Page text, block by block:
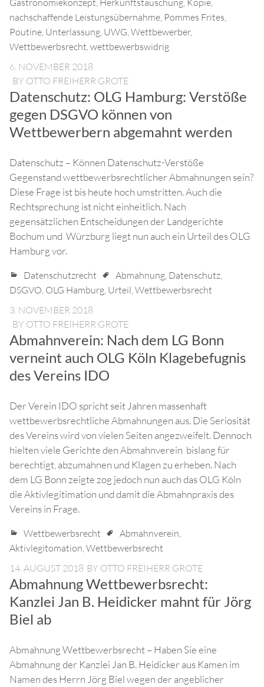
Gastronomiekonzept, Herkunftstäuschung, Kopie,
nachschaffende Leistungsübernahme, Pommes Frites,
Poutine, Unterlassung, UWG,Wettbewerber,
Wettbewerbsrecht,wettbewerbswidrig
6. NOVEMBER 2018
BY OTTO FREIHERR GROTE
Datenschutz: OLG Hamburg: Verstöße
gegen DSGVO können von
Wettbewerbern abgemahnt werden
Datenschutz – Können Datenschutz-Verstöße
Gegenstand wettbewerbsrechtlicher Abmahnungen sein?
Diese Frage ist bis heute hoch umstritten. Auch die
Rechtsprechung ist nicht einheitlich. Nach
gegensätzlichen Entscheidungen der Landgerichte
Bochum und Würzburg liegt nun auch ein Urteil des OLG
Hamburg vor.
Datenschutzrecht Abmahnung, Datenschutz,
DSGVO, OLG Hamburg, Urteil,Wettbewerbsrecht
3. NOVEMBER 2018
BY OTTO FREIHERR GROTE
Abmahnverein: Nach dem LG Bonn
verneint auch OLG Köln Klagebefugnis
des Vereins IDO
Der Verein IDO spricht seit Jahren massenhaft
wettbewerbsrechtliche Abmahnungen aus. Die Seriosität
des Vereins wird von vielen Seiten angezweifelt. Dennoch
hielten viele Gerichte den Abmahnverein bislang für
berechtigt, abzumahnen und Klagen zu erheben. Nach
dem LG Bonn zeigte zog jedoch nun auch das OLG Köln
die Aktivlegitimation und damit die Abmahnpraxis des
Vereins in Frage.
Wettbewerbsrecht Abmahnverein,
Aktivlegitomation,Wettbewerbsrecht
14. AUGUST 2018 BY OTTO FREIHERR GROTE
Abmahnung Wettbewerbsrecht:
Kanzlei Jan B. Heidicker mahnt für Jörg
Biel ab
Abmahnung Wettbewerbsrecht – Haben Sie eine
Abmahnung der Kanzlei Jan B. Heidicker aus Kamen im
Namen des Herrn Jörg Biel wegen der angeblicher